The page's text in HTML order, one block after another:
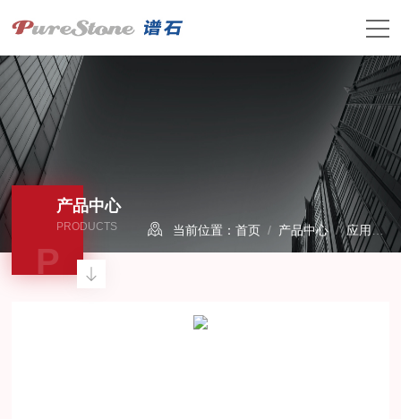
产品中心
PRODUCTS
P
当前位置：首页 / 产品中心/应用产品